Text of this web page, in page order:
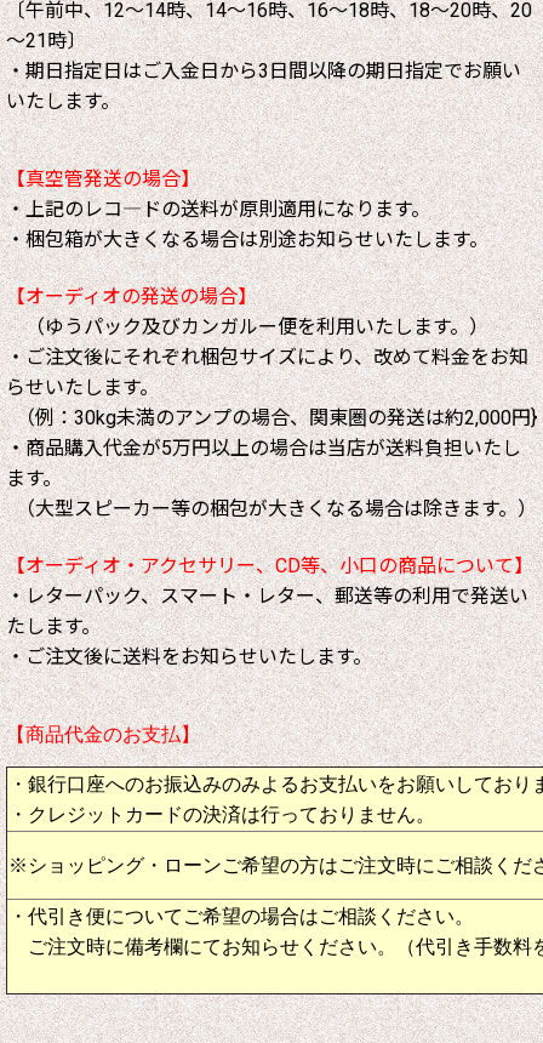
〔午前中、12～14時、14～16時、16～18時、18～20時、20
～21時〕
・期日指定日はご入金日から3日間以降の期日指定でお願い
いたします。
【真空管発送の場合】
・上記のレコ―ドの送料が原則適用になります。
・梱包箱が大きくなる場合は別途お知らせいたします。
【オーディオの発送の場合】
（ゆうパック及びカンガルー便を利用いたします。）
・ご注文後にそれぞれ梱包サイズにより、改めて料金をお知
らせいたします。
（例：30kg未満のアンプの場合、関東圏の発送は約2,000円}
・商品購入代金が5万円以上の場合は当店が送料負担いたし
ます。
（大型スピーカー等の梱包が大きくなる場合は除きます。）
【オーディオ・アクセサリー、CD等、小口の商品について】
・レターパック、スマート・レター、郵送等の利用で発送い
たします。
・ご注文後に送料をお知らせいたします。
【商品代金のお支払】
・銀行口座へのお振込みのみよるお支払いをお願いしており
・クレジットカードの決済は行っておりません。
※ショッピング・ローンご希望の方はご注文時にご相談くだ
・代引き便についてご希望の場合はご相談ください。
ご注文時に備考欄にてお知らせください。（代引き手数料